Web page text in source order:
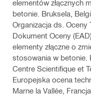
elementów złącznych
betonie. Bruksela,
Organizacja ds. Oceny
Dokument Oceny
elementy złączne o
stosowania w betonie.
Centre Scientifique et
Europejska ocena
Marne la Vallée, Francja.